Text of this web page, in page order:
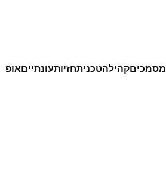
מסמכיםקהילהטכניתחזיותעונתיים